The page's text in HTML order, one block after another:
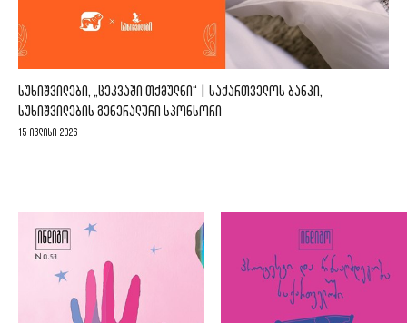
ᲡᲣᲮᲘᲨᲕᲘᲚᲔᲑᲘ, „ᲪᲔᲙᲕᲐᲨᲘ ᲗᲥᲛᲣᲚᲜᲘ“ | ᲡᲐᲥᲐᲠᲗᲕᲔᲚᲝᲡ ᲑᲐᲜᲙᲘ,
ᲡᲣᲮᲘᲨᲕᲘᲚᲔᲑᲘᲡ ᲒᲔᲜᲔᲠᲐᲚᲣᲠᲘ ᲡᲞᲝᲜᲡᲝᲠᲘ
15 ივლისი 2026